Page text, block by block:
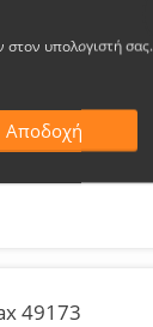
49173
υπολογιστή σας.
Αποδοχή